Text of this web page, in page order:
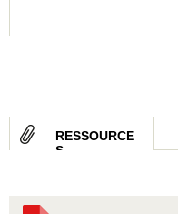
RESSOURCE
S